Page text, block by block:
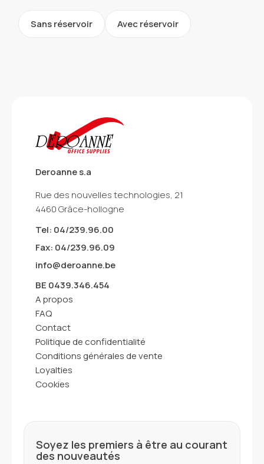
Sans réservoir Avec réservoir
Deroanne s.a
Rue des nouvelles technologies, 21
4460 Grâce-hollogne
Tel: 04/239.96.00
Fax: 04/239.96.09
info@deroanne.be
BE 0439.346.454
A propos
FAQ
Contact
Politique de confidentialité
Conditions générales de vente
Loyalties
Cookies
Soyez les premiers à être au courant
des nouveautés